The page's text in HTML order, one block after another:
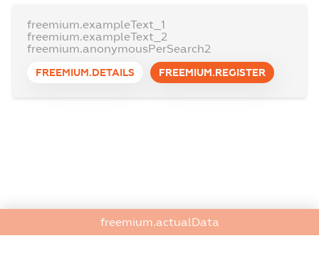
freemium.exampleText_1
freemium.exampleText_2
freemium.anonymousPerSearch2
FREEMIUM.DETAILS FREEMIUM.REGISTER
freemium.actualData